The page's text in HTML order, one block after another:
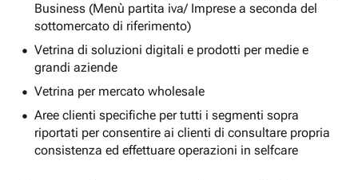
Business (Menù partita iva/ Imprese a seconda del
sottomercato di riferimento)
Vetrina di soluzioni digitali e prodotti per medie e
grandi aziende
Vetrina per mercato wholesale
Aree clienti specifiche per tutti i segmenti sopra
riportati per consentire ai clienti di consultare propria
consistenza ed effettuare operazioni in selfcare